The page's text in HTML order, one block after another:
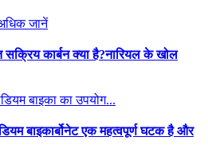
जानें
कार्बन क्या है?नारियल के खोल
बाइका का उपयोग...
बाइकार्बोनेट एक महत्वपूर्ण घटक है और